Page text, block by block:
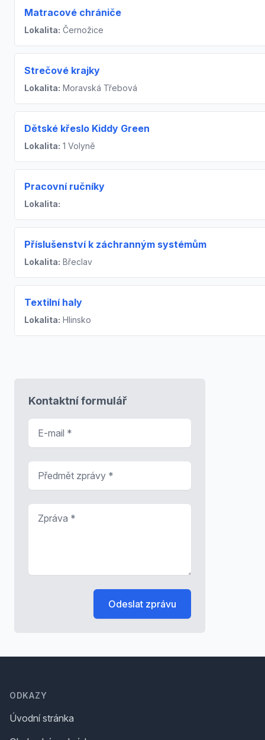
Matracové chrániče
Lokalita: Černožice
Strečové krajky
Lokalita: Moravská Třebová
Dětské křeslo Kiddy Green
Lokalita: 1 Volyně
Pracovní ručníky
Lokalita:
Příslušenství k záchranným systémům
Lokalita: Břeclav
Textilní haly
Lokalita: Hlinsko
Kontaktní formulář
Odeslat zprávu
ODKAZY
Úvodní stránka